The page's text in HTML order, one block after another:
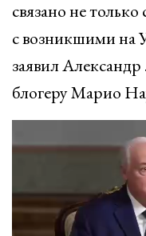
связано не
с возникшими на
заявил
блогеру Марио